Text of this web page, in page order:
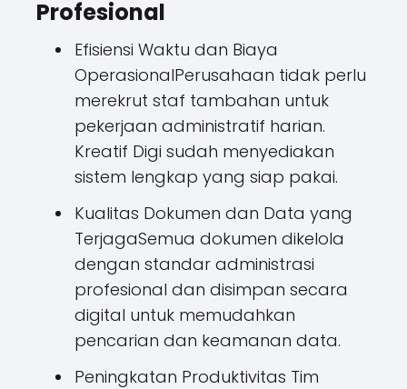
Profesional
Efisiensi Waktu dan Biaya
OperasionalPerusahaan tidak perlu
merekrut staf tambahan untuk
pekerjaan administratif harian.
Kreatif Digi sudah menyediakan
sistem lengkap yang siap pakai.
Kualitas Dokumen dan Data yang
TerjagaSemua dokumen dikelola
dengan standar administrasi
profesional dan disimpan secara
digital untuk memudahkan
pencarian dan keamanan data.
Peningkatan Produktivitas Tim